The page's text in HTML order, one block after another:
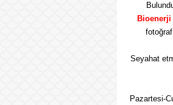
Bioenerji
Seyahat
Pazartesi-